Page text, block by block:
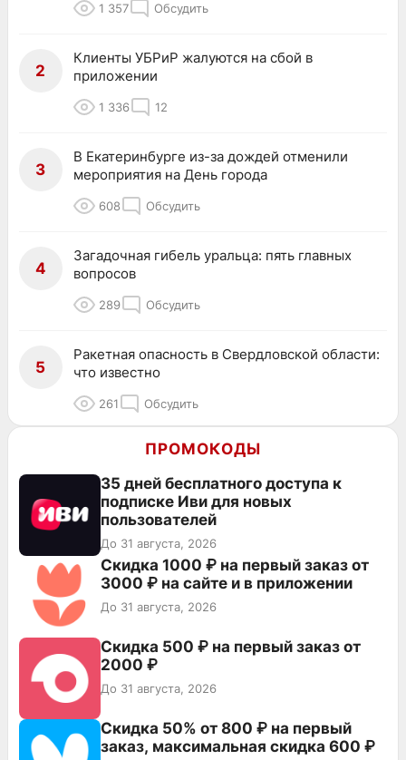
1 357 Обсудить
2
Клиенты УБРиР жалуются на сбой в
приложении
1 336 12
3
В Екатеринбурге из-за дождей отменили
мероприятия на День города
608 Обсудить
4
Загадочная гибель уральца: пять главных
вопросов
289 Обсудить
5
Ракетная опасность в Свердловской области:
что известно
261 Обсудить
ПРОМОКОДЫ
35 дней бесплатного доступа к
подписке Иви для новых
пользователей
До 31 августа, 2026
Скидка 1000 ₽ на первый заказ от
3000 ₽ на сайте и в приложении
До 31 августа, 2026
Скидка 500 ₽ на первый заказ от
2000 ₽
До 31 августа, 2026
Скидка 50% от 800 ₽ на первый
заказ, максимальная скидка 600 ₽